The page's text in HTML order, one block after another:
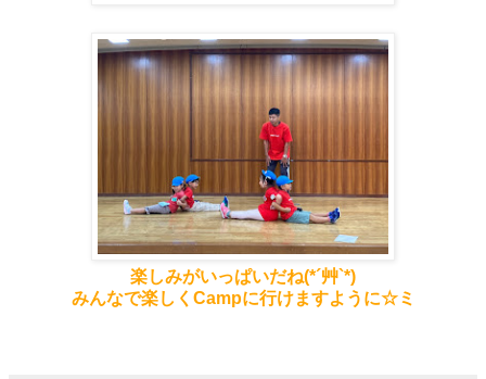
楽しみがいっぱいだね(*´艸`*)
みんなで楽しくCampに行けますように☆ミ